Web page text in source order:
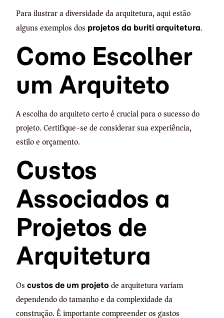
Para ilustrar a diversidade da arquitetura, aqui estão
alguns exemplos dos projetos da buriti arquitetura.
Como Escolher
um Arquiteto
A escolha do arquiteto certo é crucial para o sucesso do
projeto. Certifique-se de considerar sua experiência,
estilo e orçamento.
Custos
Associados a
Projetos de
Arquitetura
Os custos de um projeto de arquitetura variam
dependendo do tamanho e da complexidade da
construção. É importante compreender os gastos